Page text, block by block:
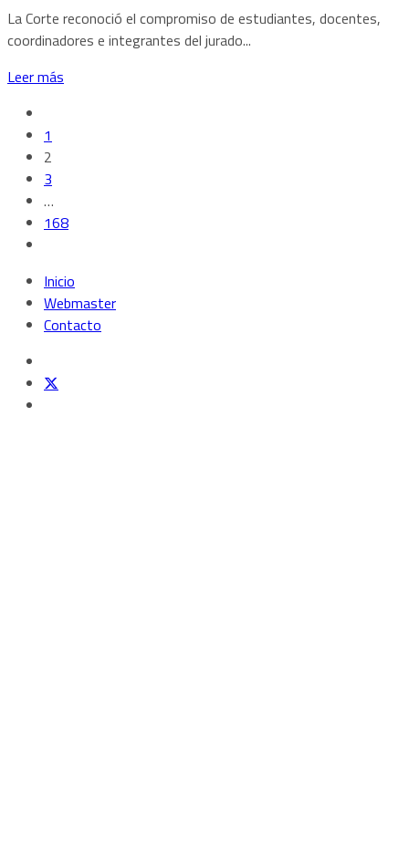
La Corte reconoció el compromiso de estudiantes, docentes,
coordinadores e integrantes del jurado...
Leer más
1
2
3
…
168
Inicio
Webmaster
Contacto